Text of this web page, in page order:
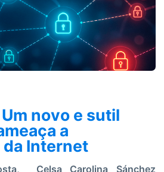
novo e sutil
a
Internet
, Celsa Carolina Sánchez